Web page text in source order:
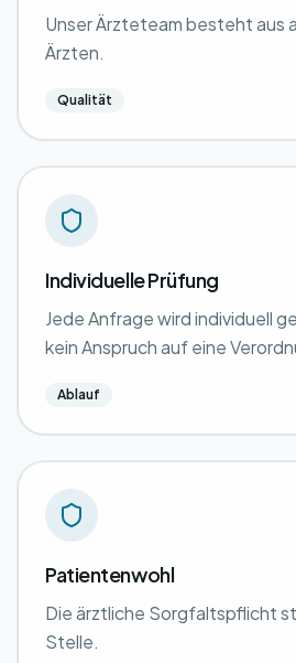
Unser Ärzteteam besteht aus
Ärzten.
Qualität
Individuelle Prüfung
Jede Anfrage wird individuell
kein Anspruch auf eine
Ablauf
Patientenwohl
Die ärztliche Sorgfaltspflicht
Stelle.